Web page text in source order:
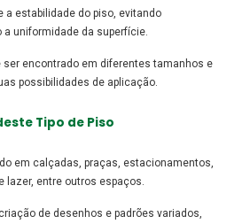
estabilidade do piso, evitando
uniformidade da superfície.
ser encontrado em diferentes tamanhos e
possibilidades de aplicação.
Tipo de Piso
em calçadas, praças, estacionamentos,
entre outros espaços.
de desenhos e padrões variados,